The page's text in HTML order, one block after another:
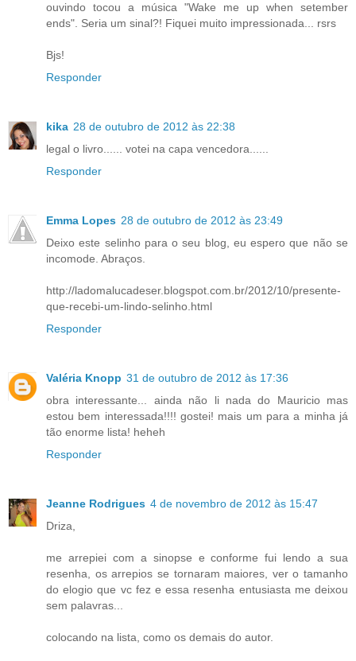
ouvindo tocou a música "Wake me up when setember
ends". Seria um sinal?! Fiquei muito impressionada... rsrs
Bjs!
Responder
kika 28 de outubro de 2012 às 22:38
legal o livro...... votei na capa vencedora......
Responder
Emma Lopes 28 de outubro de 2012 às 23:49
Deixo este selinho para o seu blog, eu espero que não se
incomode. Abraços.
http://ladomalucadeser.blogspot.com.br/2012/10/presente-
que-recebi-um-lindo-selinho.html
Responder
Valéria Knopp 31 de outubro de 2012 às 17:36
obra interessante... ainda não li nada do Mauricio mas
estou bem interessada!!!! gostei! mais um para a minha já
tão enorme lista! heheh
Responder
Jeanne Rodrigues 4 de novembro de 2012 às 15:47
Driza,
me arrepiei com a sinopse e conforme fui lendo a sua
resenha, os arrepios se tornaram maiores, ver o tamanho
do elogio que vc fez e essa resenha entusiasta me deixou
sem palavras...
colocando na lista, como os demais do autor.